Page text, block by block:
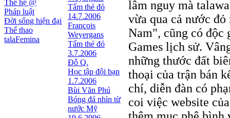
Thế hệ @
Pháp luật
Đời sống hiện đại
Thể thao
talaFemina
Tấm thẻ đỏ
14.7.2006
François
Weyergans
Tấm thẻ đỏ
3.7.2006
Đỗ Q.
Học tập đội bạn
1.7.2006
Bùi Văn Phú
Bóng đá nhìn từ
nước Mỹ
lâm nguy mà
vừa qua cả nước
Nam", cũng có độc
Games lịch sử.
những thước đất
thoại của trận bán
chí, diễn đàn có
coi việc website